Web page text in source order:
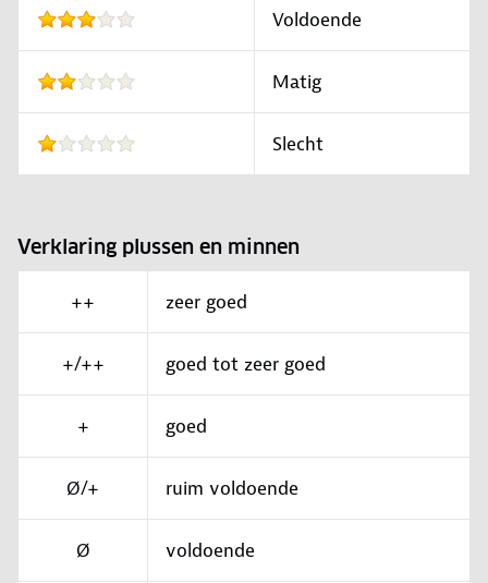
Voldoende
Matig
Slecht
Verklaring plussen en minnen
++ zeer goed
+/++ goed tot zeer goed
+ goed
Ø/+ ruim voldoende
Ø voldoende